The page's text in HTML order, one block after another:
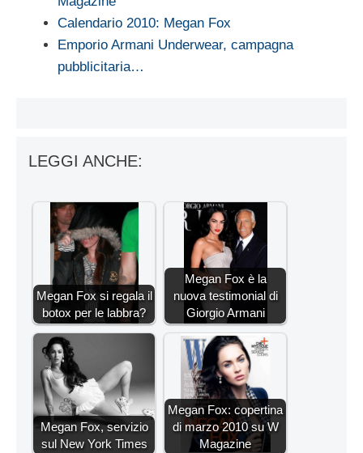
Calendario 2010: Megan Fox
Emporio Armani Underwear, campagna
pubblicitaria…
LEGGI ANCHE:
Megan Fox si regala il
botox per le labbra?
Megan Fox è la
nuova testimonial di
Giorgio Armani
Megan Fox, servizio
sul New York Times
Megan Fox: copertina
di marzo 2010 su W
Magazine